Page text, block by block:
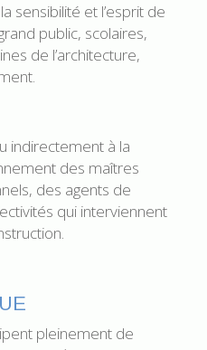
sensibilité et l’esprit de
public, scolaires,
de l’architecture,
indirectement à la
des maîtres
des agents de
qui interviennent
pleinement de